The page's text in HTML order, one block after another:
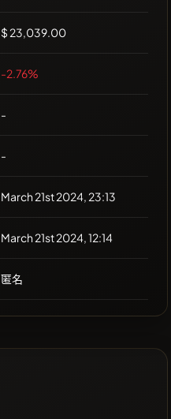
$ 23,039.00
-2.76%
-
-
March 21st 2024, 23:13
March 21st 2024, 12:14
匿名